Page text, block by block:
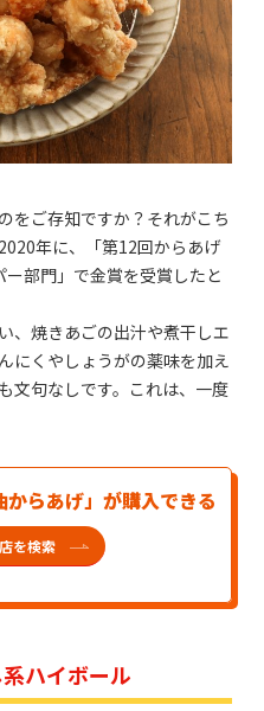
をご存知ですか？それがこち
年に、「第12回からあげ
部門」で金賞を受賞したと
、焼きあごの出汁や煮干しエ
にくやしょうがの薬味を加え
文句なしです。これは、一度
らあげ」が購入できる
を検索
ハイボール